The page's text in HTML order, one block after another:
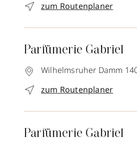
zum Routenplaner
Parfümerie Gabriel
Wilhelmsruher Damm
zum Routenplaner
Parfümerie Gabriel